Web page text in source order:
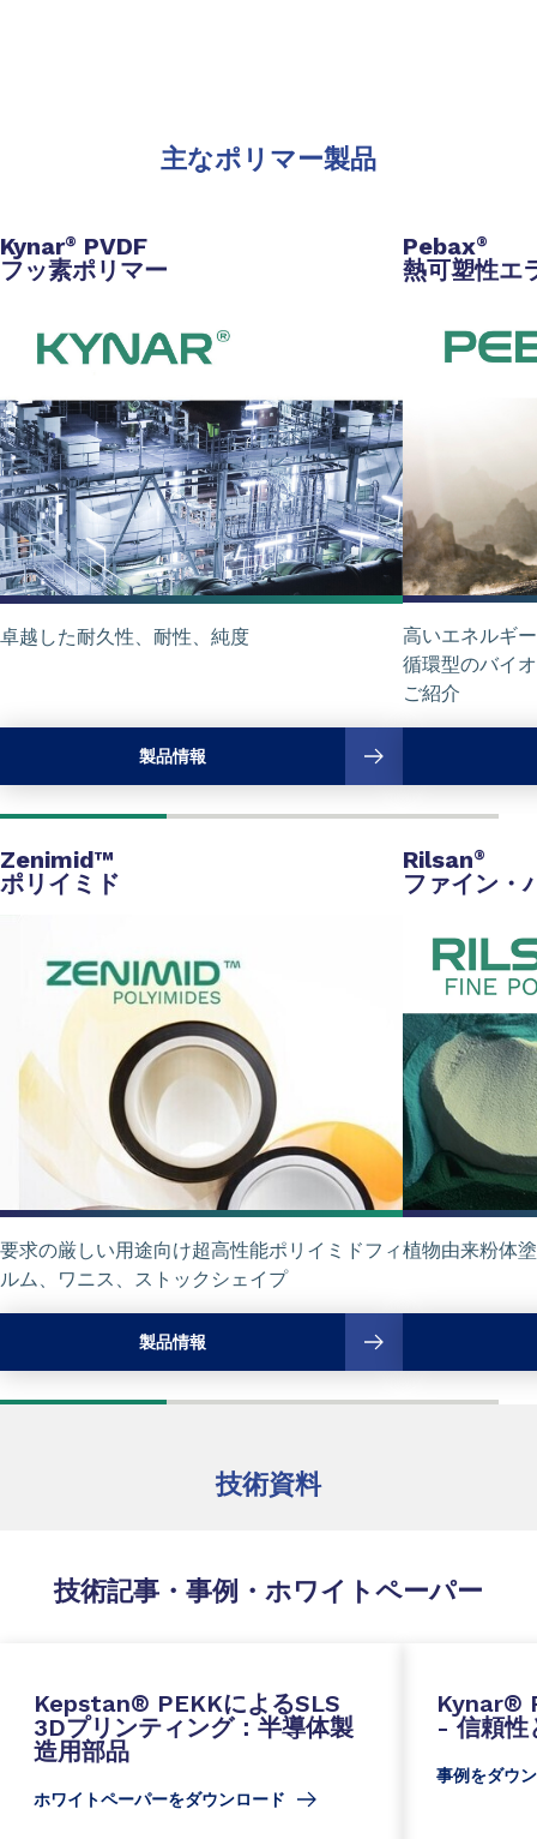
主なポリマー製品
Kynar® PVDF
フッ素ポリマー
卓越した耐久性、耐性、純度
製品情報
Pebax®
熱可塑性エ
高いエネルギ
循環型のバイ
ご紹介
Zenimid™
ポリイミド
要求の厳しい用途向け超高性能ポリイミドフィ
ルム、ワニス、ストックシェイプ
製品情報
Rilsan®
ファイン・
植物由来粉体
技術資料
技術記事・事例・ホワイトペーパー
Kepstan® PEKKによるSLS
3Dプリンティング：半導体製
造用部品
ホワイトペーパーをダウンロード
Kynar®
- 信頼性
事例をダウ